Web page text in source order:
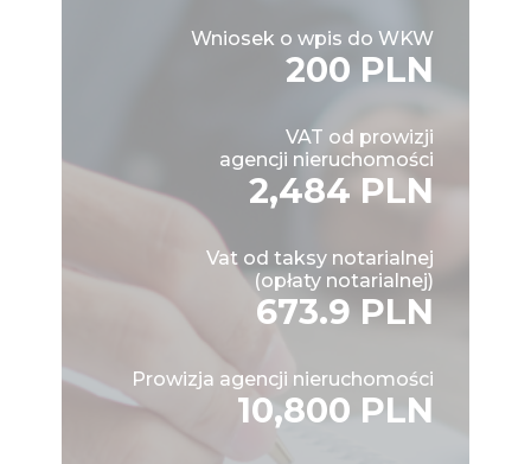
Wniosek o wpis do WKW
200 PLN
VAT od prowizji
agencji nieruchomości
2,484 PLN
Vat od taksy notarialnej
(opłaty notarialnej)
673.9 PLN
Prowizja agencji nieruchomości
10,800 PLN